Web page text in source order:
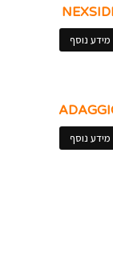
מידע נוסף
מידע נוסף